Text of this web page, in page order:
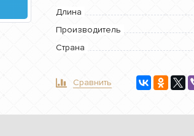
Длина
Производитель
Страна
Сравнить